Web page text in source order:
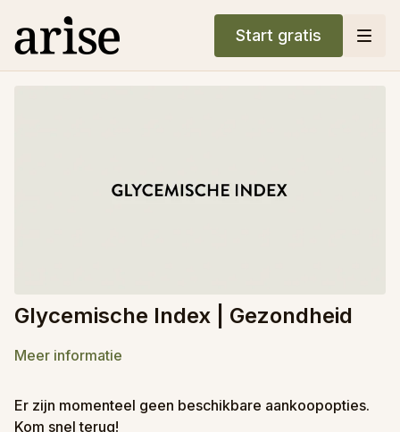
Start gratis
Glycemische Index | Gezondheid
Meer informatie
Er zijn momenteel geen beschikbare aankoopopties.
Kom snel terug!